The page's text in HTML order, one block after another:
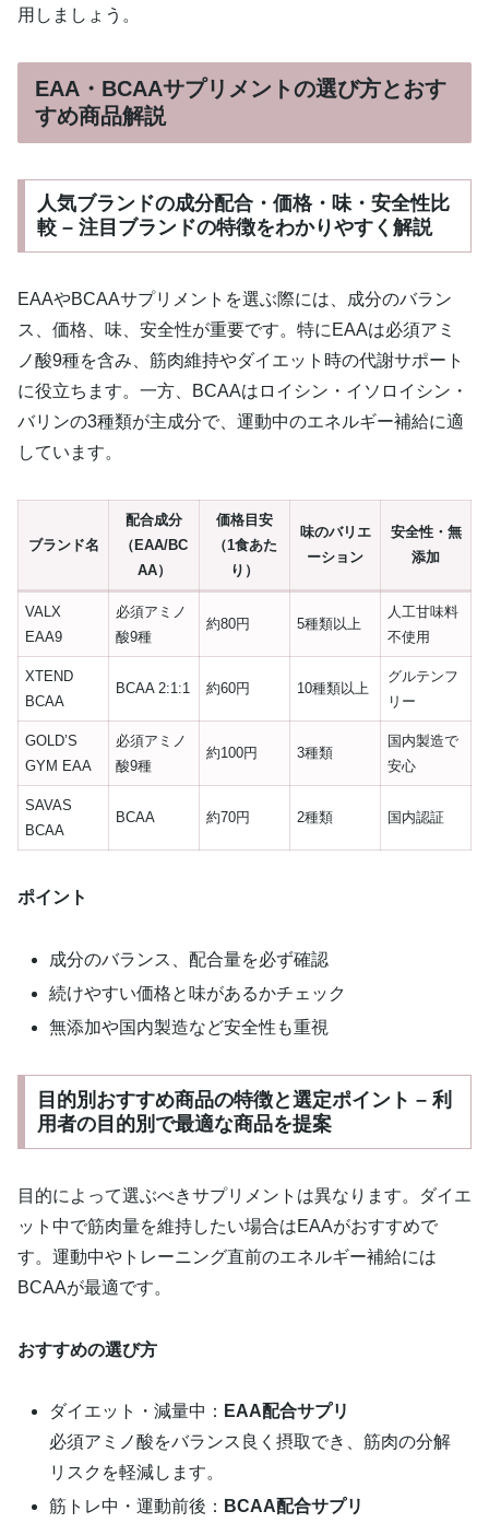
用しましょう。
EAA・BCAAサプリメントの選び方とおす
すめ商品解説
人気ブランドの成分配合・価格・味・安全性比
較 – 注目ブランドの特徴をわかりやすく解説
EAAやBCAAサプリメントを選ぶ際には、成分のバラン
ス、価格、味、安全性が重要です。特にEAAは必須アミ
ノ酸9種を含み、筋肉維持やダイエット時の代謝サポート
に役立ちます。一方、BCAAはロイシン・イソロイシン・
バリンの3種類が主成分で、運動中のエネルギー補給に適
しています。
ブランド名
配合成分
（EAA/BC
AA）
価格目安
（1食あた
り）
味のバリエ
ーション
安全性・無
添加
VALX
EAA9
必須アミノ
酸9種
約80円 5種類以上
人工甘味料
不使用
XTEND
BCAA
BCAA 2:1:1 約60円 10種類以上
グルテンフ
リー
GOLD’S
GYM EAA
必須アミノ
酸9種
約100円 3種類
国内製造で
安心
SAVAS
BCAA
BCAA 約70円 2種類 国内認証
ポイント
成分のバランス、配合量を必ず確認
続けやすい価格と味があるかチェック
無添加や国内製造など安全性も重視
目的別おすすめ商品の特徴と選定ポイント – 利
用者の目的別で最適な商品を提案
目的によって選ぶべきサプリメントは異なります。ダイエ
ット中で筋肉量を維持したい場合はEAAがおすすめで
す。運動中やトレーニング直前のエネルギー補給には
BCAAが最適です。
おすすめの選び方
ダイエット・減量中： EAA配合サプリ
必須アミノ酸をバランス良く摂取でき、筋肉の分解
リスクを軽減します。
筋トレ中・運動前後： BCAA配合サプリ